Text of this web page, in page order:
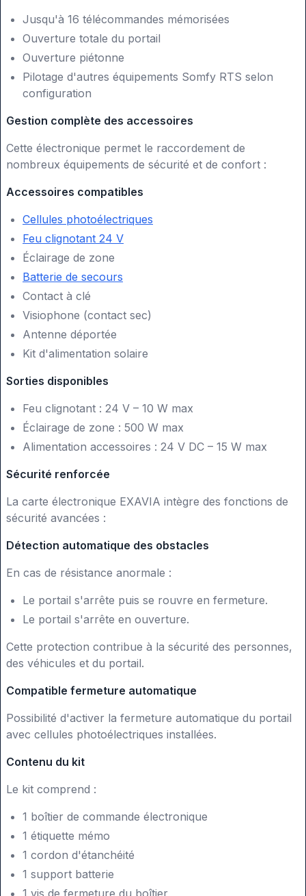
Jusqu'à 16 télécommandes mémorisées
Ouverture totale du portail
Ouverture piétonne
Pilotage d'autres équipements Somfy RTS selon
configuration
Gestion complète des accessoires
Cette électronique permet le raccordement de
nombreux équipements de sécurité et de confort :
Accessoires compatibles
Cellules photoélectriques
Feu clignotant 24 V
Éclairage de zone
Batterie de secours
Contact à clé
Visiophone (contact sec)
Antenne déportée
Kit d'alimentation solaire
Sorties disponibles
Feu clignotant : 24 V – 10 W max
Éclairage de zone : 500 W max
Alimentation accessoires : 24 V DC – 15 W max
Sécurité renforcée
La carte électronique EXAVIA intègre des fonctions de
sécurité avancées :
Détection automatique des obstacles
En cas de résistance anormale :
Le portail s'arrête puis se rouvre en fermeture.
Le portail s'arrête en ouverture.
Cette protection contribue à la sécurité des personnes,
des véhicules et du portail.
Compatible fermeture automatique
Possibilité d'activer la fermeture automatique du portail
avec cellules photoélectriques installées.
Contenu du kit
Le kit comprend :
1 boîtier de commande électronique
1 étiquette mémo
1 cordon d'étanchéité
1 support batterie